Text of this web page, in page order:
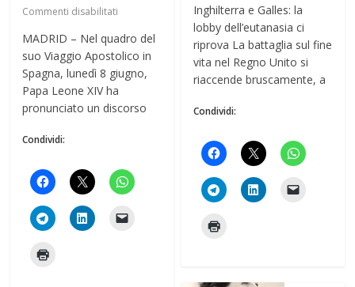
Commenti disabilitati
MADRID – Nel quadro del
suo Viaggio Apostolico in
Spagna, lunedì 8 giugno,
Papa Leone XIV ha
pronunciato un discorso
Condividi:
Inghilterra e Galles: la
lobby dell’eutanasia ci
riprova La battaglia sul fine
vita nel Regno Unito si
riaccende bruscamente, a
Condividi: